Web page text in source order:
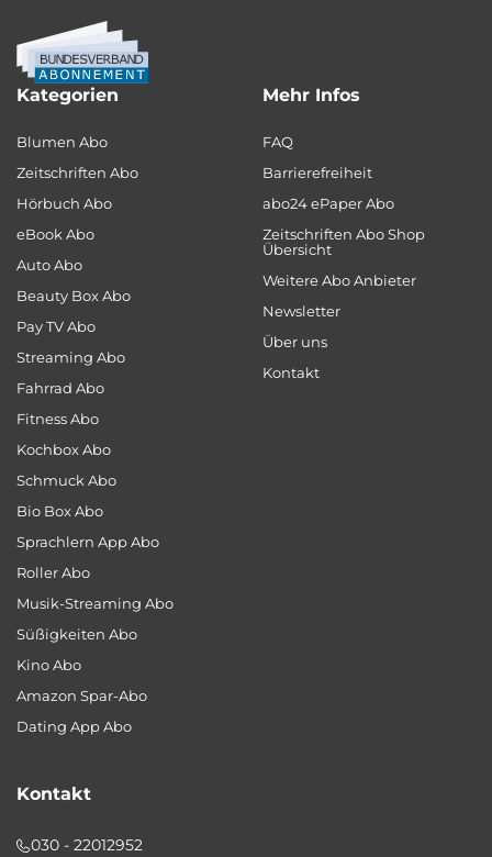
Kategorien
Blumen Abo
Zeitschriften Abo
Hörbuch Abo
eBook Abo
Auto Abo
Beauty Box Abo
Pay TV Abo
Streaming Abo
Fahrrad Abo
Fitness Abo
Kochbox Abo
Schmuck Abo
Bio Box Abo
Sprachlern App Abo
Roller Abo
Musik-Streaming Abo
Süßigkeiten Abo
Kino Abo
Amazon Spar-Abo
Dating App Abo
Mehr Infos
FAQ
Barrierefreiheit
abo24 ePaper Abo
Zeitschriften Abo Shop
Übersicht
Weitere Abo Anbieter
Newsletter
Über uns
Kontakt
Kontakt
030 - 22012952